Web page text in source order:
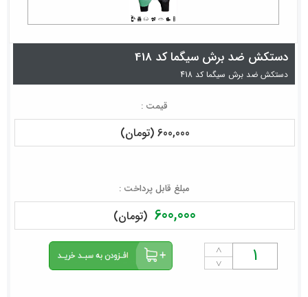
دستکش ضد برش سیگما کد 418
دستکش ضد برش سیگما کد 418
قیمت :
600,000 (تومان)
مبلغ قابل پرداخت :
600,000 (تومان)
˄
˅